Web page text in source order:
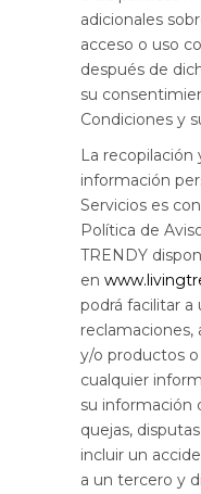
adicionales
acceso o uso
después de
su
Condiciones y
La recopilación
información
Servicios es
Política de
TRENDY
en
podrá facilitar a
reclamaciones,
y/o productos o
cualquier
su información
quejas,
incluir un
a un tercero y